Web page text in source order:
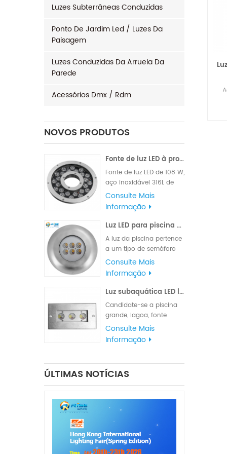
Luzes Subterrâneas Conduzidas
Ponto De Jardim Led / Luzes Da
Paisagem
Luzes Conduzidas Da Arruela Da
Parede
Acessórios Dmx / Rdm
NOVOS PRODUTOS
Fonte de luz LED à prova d'água 96x3W 120W
Fonte de luz LED de 108 W,
aço inoxidável 316L de
alta qualidade para
material, marca famosa
de alto LM, chips Edison
ou Epistar, fornecidos
VDE ou cabo de borracha
UL.
Consulte Mais
Informação
Luz LED para piscina externa 24W 316L aço inoxidável IP68
A luz da piscina pertence
a um tipo de semáforo
que atende a vários
requisitos de iluminação
e sinalização. A
classificação à prova
para iluminação
marítima, luzes de
navegação e luzes de
sinalização
Consulte Mais
Informação
Luz subaquática LED linear de aço inoxidável 316L
Candidate-se a piscina
grande, lagoa, fonte
quadrada do parque ou
fonte do hotel.
Consulte Mais
Informação
ÚLTIMAS NOTÍCIAS